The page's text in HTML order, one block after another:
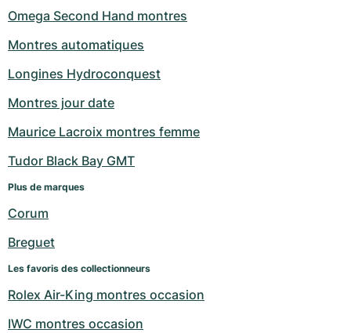
Omega Second Hand montres
Montres automatiques
Longines Hydroconquest
Montres jour date
Maurice Lacroix montres femme
Tudor Black Bay GMT
Plus de marques
Corum
Breguet
Les favoris des collectionneurs
Rolex Air-King montres occasion
IWC montres occasion